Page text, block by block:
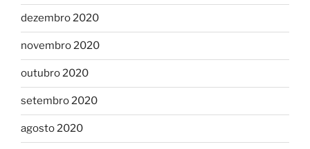
dezembro 2020
novembro 2020
outubro 2020
setembro 2020
agosto 2020